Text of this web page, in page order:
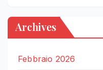
Archives
Febbraio 2026